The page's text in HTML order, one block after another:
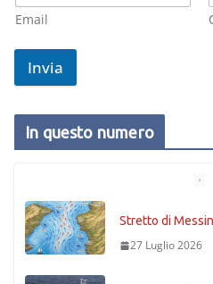
Email
Invia
In questo numero
Stretto di
27 Luglio 2026